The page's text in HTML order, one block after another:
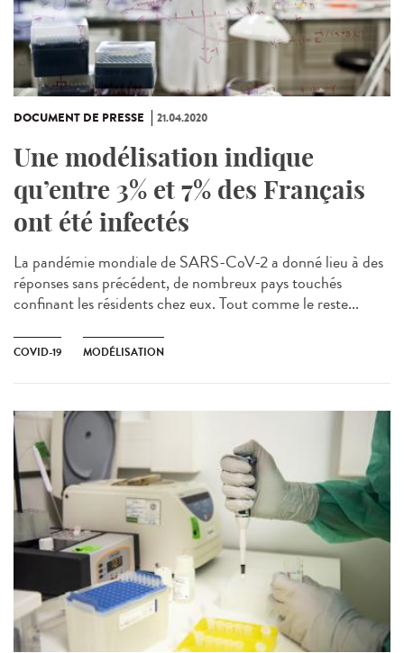
DOCUMENT DE PRESSE 21.04.2020
Une modélisation indique
qu’entre 3% et 7% des Français
ont été infectés
La pandémie mondiale de SARS-CoV-2 a donné lieu à des
réponses sans précédent, de nombreux pays touchés
confinant les résidents chez eux. Tout comme le reste...
COVID-19 MODÉLISATION